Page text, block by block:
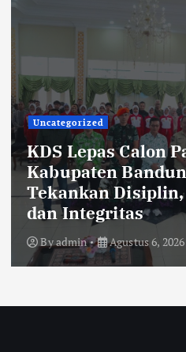
Uncategorized
Rehabilitasi Ruang
Cilengkrang: CV
Abadi Diduga
Transparansi dan
Byadmin Agustus 6, 2026